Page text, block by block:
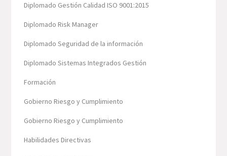
Diplomado Gestión Calidad ISO 9001:2015
Diplomado Risk Manager
Diplomado Seguridad de la información
Diplomado Sistemas Integrados Gestión
Formación
Gobierno Riesgo y Cumplimiento
Gobierno Riesgo y Cumplimiento
Habilidades Directivas